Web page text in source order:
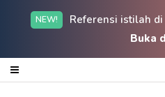
NEW!
Referensi istilah
Buka